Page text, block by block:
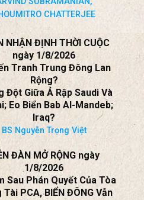
BS Nguyễn Trọng Việt
đang kìm hãm các nước
nghèo
SUBRAMANIAN,
CHATTERJEE
NHẬN ĐỊNH THỜI CUỘC
ngày 1/8/2026
Tranh Trung Đông Lan
Đột Giữa Ả Rập Saudi Và
Eo Biển Bab Al-Mandeb;
Iraq?
BS Nguyễn Trọng Việt